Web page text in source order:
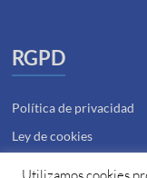
RGPD
Política de privacidad
Ley de cookies